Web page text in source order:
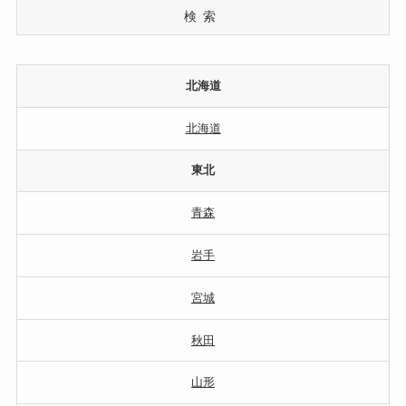
検索
北海道
北海道
東北
青森
岩手
宮城
秋田
山形